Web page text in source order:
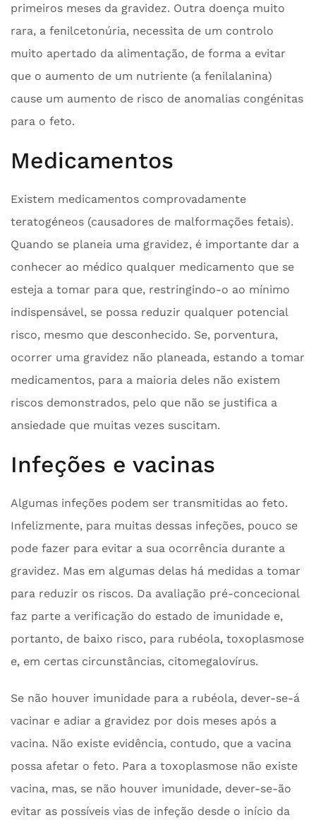
primeiros meses da gravidez. Outra doença muito
rara, a fenilcetonúria, necessita de um controlo
muito apertado da alimentação, de forma a evitar
que o aumento de um nutriente (a fenilalanina)
cause um aumento de risco de anomalias congénitas
para o feto.
Medicamentos
Existem medicamentos comprovadamente
teratogéneos (causadores de malformações fetais).
Quando se planeia uma gravidez, é importante dar a
conhecer ao médico qualquer medicamento que se
esteja a tomar para que, restringindo-o ao mínimo
indispensável, se possa reduzir qualquer potencial
risco, mesmo que desconhecido. Se, porventura,
ocorrer uma gravidez não planeada, estando a tomar
medicamentos, para a maioria deles não existem
riscos demonstrados, pelo que não se justifica a
ansiedade que muitas vezes suscitam.
Infeções e vacinas
Algumas infeções podem ser transmitidas ao feto.
Infelizmente, para muitas dessas infeções, pouco se
pode fazer para evitar a sua ocorrência durante a
gravidez. Mas em algumas delas há medidas a tomar
para reduzir os riscos. Da avaliação pré-concecional
faz parte a verificação do estado de imunidade e,
portanto, de baixo risco, para rubéola, toxoplasmose
e, em certas circunstâncias, citomegalovírus.
Se não houver imunidade para a rubéola, dever-se-á
vacinar e adiar a gravidez por dois meses após a
vacina. Não existe evidência, contudo, que a vacina
possa afetar o feto. Para a toxoplasmose não existe
vacina, mas, se não houver imunidade, dever-se-ão
evitar as possíveis vias de infeção desde o início da